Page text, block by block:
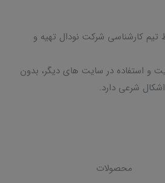
کارشناسی شرکت نودال تهیه و
و استفاده در سایت های دیگر، بدون
شرعی دارد.
محصولات